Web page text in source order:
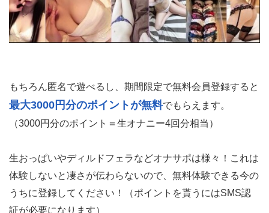
もちろん匿名で遊べるし、期間限定で無料会員登録すると
最大3000円分のポイントが無料でもらえます。
（3000円分のポイント＝生オナニー4回分相当）
生おっぱいやディルドフェラなどオナサポは様々！これは
体験しないと凄さが伝わらないので、無料体験できる今の
うちに登録してください！（ポイントを貰うにはSMS認
証が必要になります）